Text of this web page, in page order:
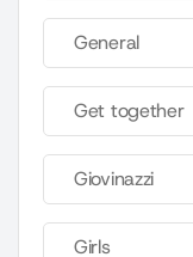
General
Get together
Giovinazzi
Girls